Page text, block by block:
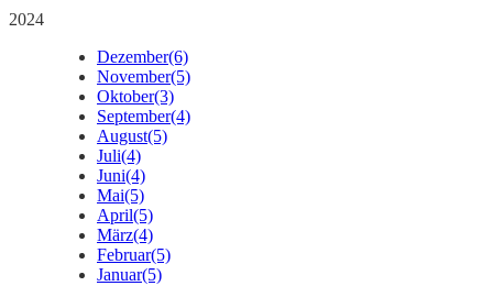
2024
Dezember(6)
November(5)
Oktober(3)
September(4)
August(5)
Juli(4)
Juni(4)
Mai(5)
April(5)
März(4)
Februar(5)
Januar(5)